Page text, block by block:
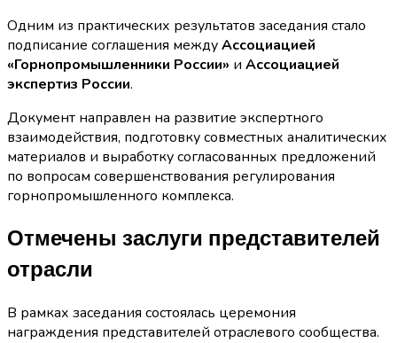
Одним из практических результатов заседания стало
подписание соглашения междуАссоциацией
«Горнопромышленники России» и Ассоциацией
экспертиз России.
Документ направлен на развитие экспертного
взаимодействия, подготовку совместных аналитических
материалов и выработку согласованных предложений
по вопросам совершенствования регулирования
горнопромышленного комплекса.
Отмечены заслуги представителей
отрасли
В рамках заседания состоялась церемония
награждения представителей отраслевого сообщества.